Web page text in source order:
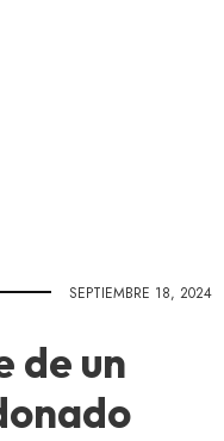
SEPTIEMBRE 18, 2024
de un